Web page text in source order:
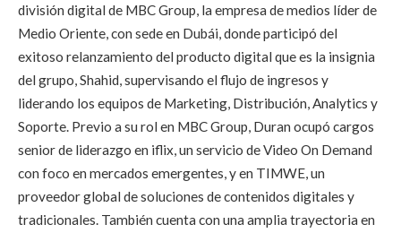
división digital de MBC Group, la empresa de medios líder de
Medio Oriente, con sede en Dubái, donde participó del
exitoso relanzamiento del producto digital que es la insignia
del grupo, Shahid, supervisando el flujo de ingresos y
liderando los equipos de Marketing, Distribución, Analytics y
Soporte. Previo a su rol en MBC Group, Duran ocupó cargos
senior de liderazgo en iflix, un servicio de Video On Demand
con foco en mercados emergentes, y en TIMWE, un
proveedor global de soluciones de contenidos digitales y
tradicionales. También cuenta con una amplia trayectoria en